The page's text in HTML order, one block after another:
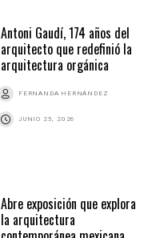
Antoni Gaudí, 174 años del
arquitecto que redefinió la
arquitectura orgánica
FERNANDA HERNÁNDEZ
JUNIO 25, 2026
Abre exposición que explora
la arquitectura